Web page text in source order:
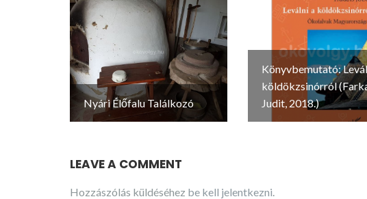
Nyári Élőfalu Találkozó
Könyvbemutató:
köldökzsinórról
Judit, 2018.)
LEAVE A COMMENT
Hozzászólás küldéséhez be kell jelentkezni.